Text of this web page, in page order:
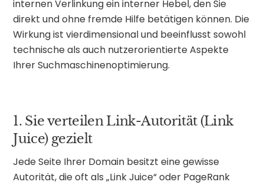
internen Verlinkung ein interner Hebel, den Sie
direkt und ohne fremde Hilfe betätigen können. Die
Wirkung ist vierdimensional und beeinflusst sowohl
technische als auch nutzerorientierte Aspekte
Ihrer Suchmaschinenoptimierung.
1. Sie verteilen Link-Autorität (Link
Juice) gezielt
Jede Seite Ihrer Domain besitzt eine gewisse
Autorität, die oft als „Link Juice“ oder PageRank